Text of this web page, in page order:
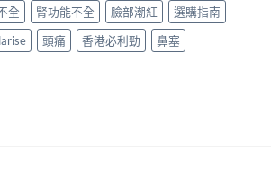
全 腎功能不全 臉部潮紅
選購指南
頭痛 香港必利勁 鼻塞